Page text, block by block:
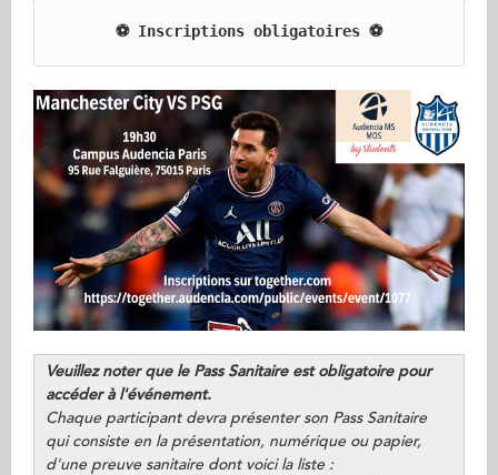
⚽️ Inscriptions obligatoires ⚽️
Veuillez noter que le Pass Sanitaire est obligatoire pour
accéder à l'événement.
Chaque participant devra présenter son Pass Sanitaire
qui consiste en la présentation, numérique ou papier,
d'une preuve sanitaire dont voici la liste :